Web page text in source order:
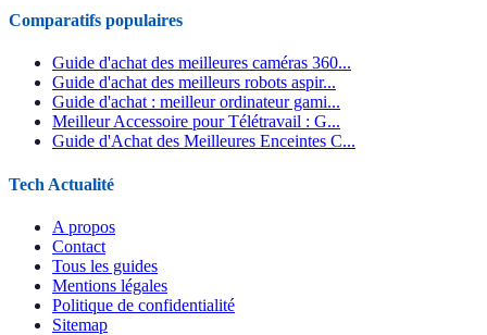
Comparatifs populaires
Guide d'achat des meilleures caméras 360...
Guide d'achat des meilleurs robots aspir...
Guide d'achat : meilleur ordinateur gami...
Meilleur Accessoire pour Télétravail : G...
Guide d'Achat des Meilleures Enceintes C...
Tech Actualité
A propos
Contact
Tous les guides
Mentions légales
Politique de confidentialité
Sitemap